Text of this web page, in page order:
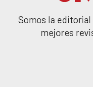
Somos la editorial
mejores